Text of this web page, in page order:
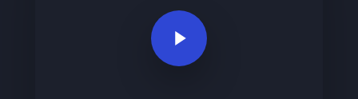
Play Video